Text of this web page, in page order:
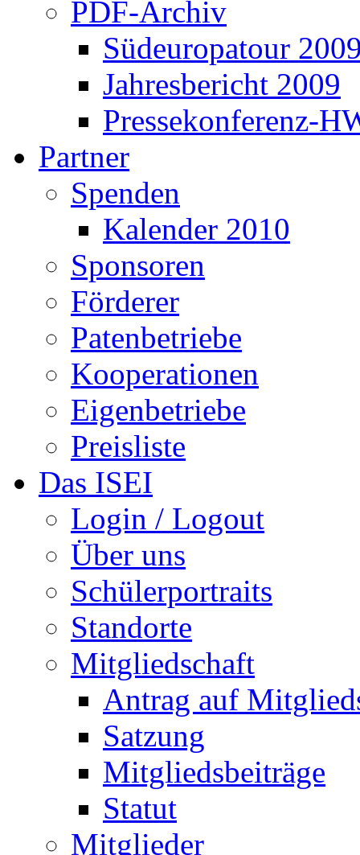
PDF-Archiv
Südeuropatour
Jahresbericht 2009
Pressekonferenz-
Partner
Spenden
Kalender 2010
Sponsoren
Förderer
Patenbetriebe
Kooperationen
Eigenbetriebe
Preisliste
Das ISEI
Login / Logout
Über uns
Schülerportraits
Standorte
Mitgliedschaft
Antrag auf
Satzung
Mitgliedsbeiträge
Statut
Mitglieder